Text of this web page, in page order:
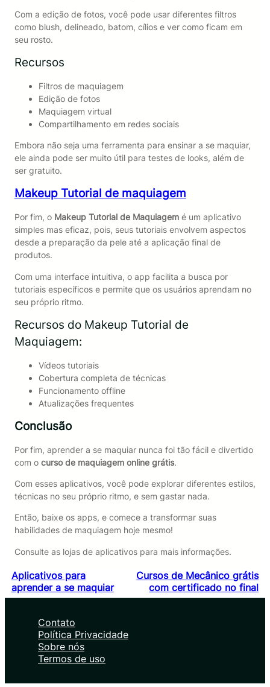
Com a edição de fotos, você pode usar diferentes filtros
como blush, delineado, batom, cílios e ver como ficam em
seu rosto.
Recursos
Filtros de maquiagem
Edição de fotos
Maquiagem virtual
Compartilhamento em redes sociais
Embora não seja uma ferramenta para ensinar a se maquiar,
ele ainda pode ser muito útil para testes de looks, além de
ser gratuito.
Makeup Tutorial de maquiagem
Por fim, o Makeup Tutorial de Maquiagemé um aplicativo
simples mas eficaz, pois, seus tutoriais envolvem aspectos
desde a preparação da pele até a aplicação final de
produtos.
Com uma interface intuitiva, o app facilita a busca por
tutoriais específicos e permite que os usuários aprendam no
seu próprio ritmo.
Recursos do Makeup Tutorial de
Maquiagem:
Vídeos tutoriais
Cobertura completa de técnicas
Funcionamento offline
Atualizações frequentes
Conclusão
Por fim, aprender a se maquiar nunca foi tão fácil e divertido
com o curso de maquiagem online grátis.
Com esses aplicativos, você pode explorar diferentes estilos,
técnicas no seu próprio ritmo, e sem gastar nada.
Então, baixe os apps, e comece a transformar suas
habilidades de maquiagem hoje mesmo!
Consulte as lojas de aplicativos para mais informações.
Aplicativos para
aprender a se maquiar
Cursos de Mecânico grátis
com certificado no final
Contato
Política Privacidade
Sobre nós
Termos de uso